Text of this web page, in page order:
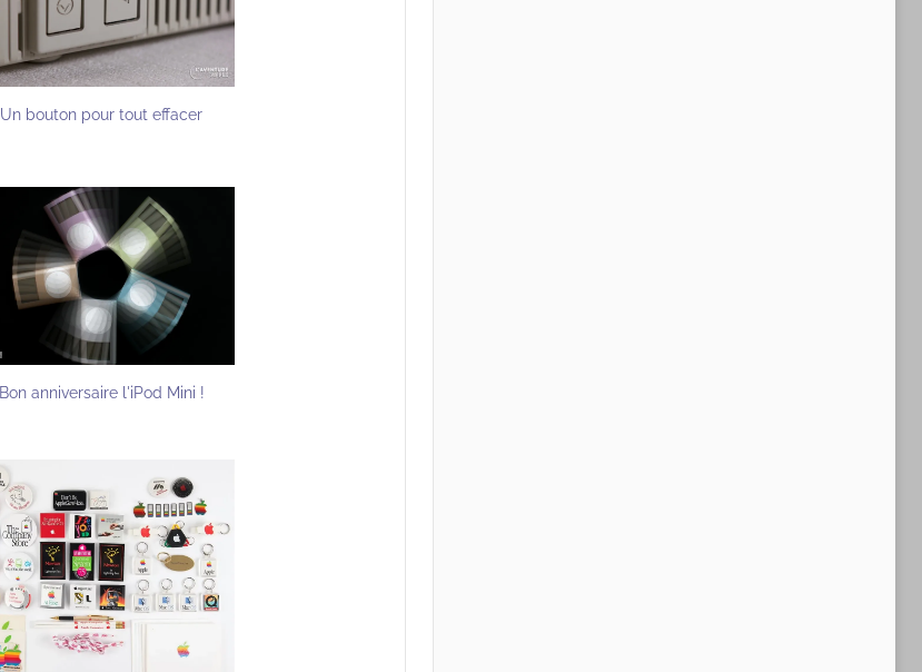
Un bouton pour tout effacer
Bon anniversaire l'iPod Mini !